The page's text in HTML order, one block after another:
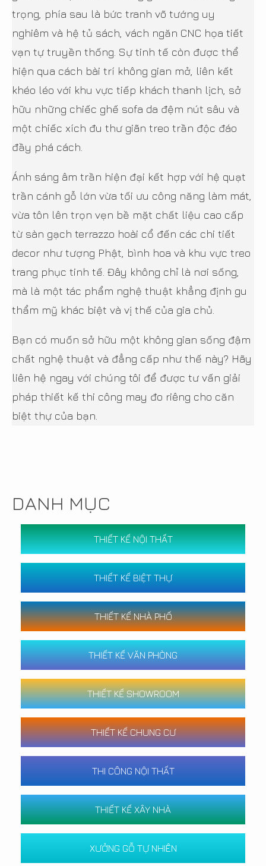
trọng, phía sau là bức tranh võ tướng uy
nghiêm và hệ tủ sách, vách ngăn CNC họa tiết
vạn tự truyền thống. Sự tinh tế còn được thể
hiện qua cách bài trí không gian mở, liên kết
khéo léo với khu vực tiếp khách thanh lịch, sở
hữu những chiếc ghế sofa da đệm nút sâu và
một chiếc xích đu thư giãn treo trần độc đáo
đầy phá cách.
Ánh sáng âm trần hiện đại kết hợp với hệ quạt
trần cánh gỗ lớn vừa tối ưu công năng làm mát,
vừa tôn lên trọn vẹn bề mặt chất liệu cao cấp
từ sàn gạch terrazzo hoài cổ đến các chi tiết
decor như tượng Phật, bình hoa và khu vực treo
trang phục tinh tế. Đây không chỉ là nơi sống,
mà là một tác phẩm nghệ thuật khẳng định gu
thẩm mỹ khác biệt và vị thế của gia chủ.
Bạn có muốn sở hữu một không gian sống đậm
chất nghệ thuật và đẳng cấp như thế này? Hãy
liên hệ ngay với chúng tôi để được tư vấn giải
pháp thiết kế thi công may đo riêng cho căn
biệt thự của bạn.
DANH MỤC
THIẾT KẾ NỘI THẤT
THIẾT KẾ BIỆT THỰ
THIẾT KẾ NHÀ PHỐ
THIẾT KẾ VĂN PHÒNG
THIẾT KẾ SHOWROOM
THIẾT KẾ CHUNG CƯ
THI CÔNG NỘI THẤT
THIẾT KẾ XÂY NHÀ
XƯỞNG GỖ TỰ NHIÊN